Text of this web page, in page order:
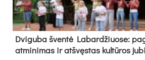
Dvi­gu­ba šven­tė La­bar­džiuo­se:
at­mi­ni­mas ir at­švęs­tas kul­tū­ros